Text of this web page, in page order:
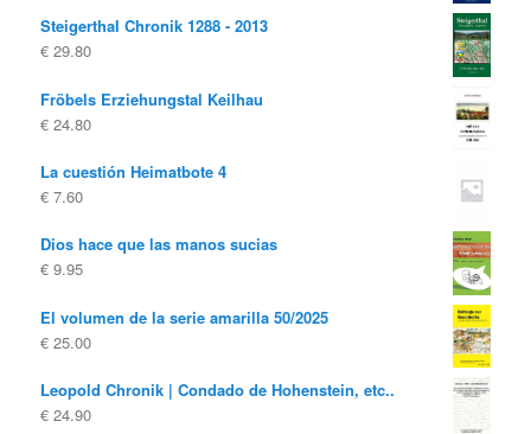
originalactual
Steigerthal Chronik 1288 - 2013
€ 29.80
Fröbels Erziehungstal Keilhau
€ 24.80
La cuestión Heimatbote 4
€ 7.60
Dios hace que las manos sucias
€ 9.95
El volumen de la serie amarilla 50/2025
€ 25.00
Leopold Chronik | Condado de Hohenstein, etc..
€ 24.90